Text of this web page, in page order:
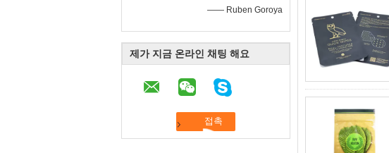
—— Ruben Goroya
제가 지금 온라인 채팅 해요